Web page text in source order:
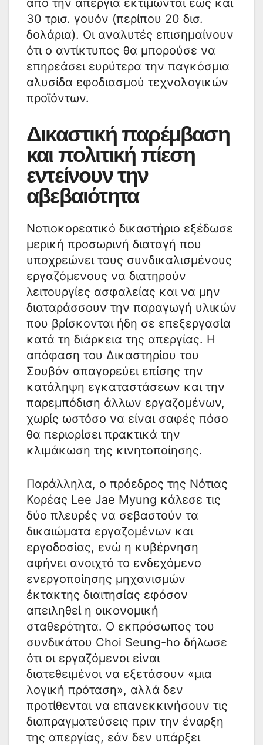
από την απεργία εκτιμώνται έως και
30 τρισ. γουόν (περίπου 20 δισ.
δολάρια). Οι αναλυτές επισημαίνουν
ότι ο αντίκτυπος θα μπορούσε να
επηρεάσει ευρύτερα την παγκόσμια
αλυσίδα εφοδιασμού τεχνολογικών
προϊόντων.
Δικαστική παρέμβαση
και πολιτική πίεση
εντείνουν την
αβεβαιότητα
Νοτιοκορεατικό δικαστήριο εξέδωσε
μερική προσωρινή διαταγή που
υποχρεώνει τους συνδικαλισμένους
εργαζόμενους να διατηρούν
λειτουργίες ασφαλείας και να μην
διαταράσσουν την παραγωγή υλικών
που βρίσκονται ήδη σε επεξεργασία
κατά τη διάρκεια της απεργίας. Η
απόφαση του Δικαστηρίου του
Σουβόν απαγορεύει επίσης την
κατάληψη εγκαταστάσεων και την
παρεμπόδιση άλλων εργαζομένων,
χωρίς ωστόσο να είναι σαφές πόσο
θα περιορίσει πρακτικά την
κλιμάκωση της κινητοποίησης.
Παράλληλα, ο πρόεδρος της Νότιας
Κορέας Lee Jae Myung κάλεσε τις
δύο πλευρές να σεβαστούν τα
δικαιώματα εργαζομένων και
εργοδοσίας, ενώ η κυβέρνηση
αφήνει ανοιχτό το ενδεχόμενο
ενεργοποίησης μηχανισμών
έκτακτης διαιτησίας εφόσον
απειληθεί η οικονομική
σταθερότητα. Ο εκπρόσωπος του
συνδικάτου Choi Seung-ho δήλωσε
ότι οι εργαζόμενοι είναι
διατεθειμένοι να εξετάσουν «μια
λογική πρόταση», αλλά δεν
προτίθενται να επανεκκινήσουν τις
διαπραγματεύσεις πριν την έναρξη
της απεργίας, εάν δεν υπάρξει